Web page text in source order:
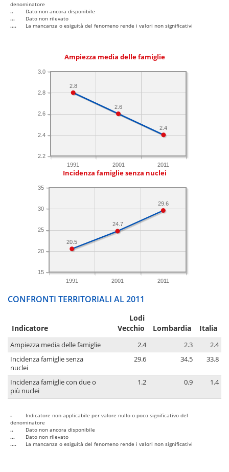
denominatore
..
Dato non ancora disponibile
...
Dato non rilevato
....
La mancanza o esiguità del fenomeno rende i valori non significativi
Ampiezza media delle famiglie
1991 2001 2011
2.2
2.4
2.6
2.8
3.0
2.4
2.6
2.8
Incidenza famiglie senza nuclei
1991 2001 2011
15
20
25
30
35
29.6
24.7
20.5
CONFRONTI TERRITORIALI AL 2011
Indicatore
Lodi
Vecchio
Lombardia Italia
Ampiezza media delle famiglie 2.4 2.3
2.4
Incidenza famiglie senza
nuclei
29.6 34.5 33.8
Incidenza famiglie con due o
più nuclei
1.2 0.9 1.4
-
Indicatore non applicabile per valore nullo o poco significativo del
denominatore
..
Dato non ancora disponibile
...
Dato non rilevato
....
La mancanza o esiguità del fenomeno rende i valori non significativi